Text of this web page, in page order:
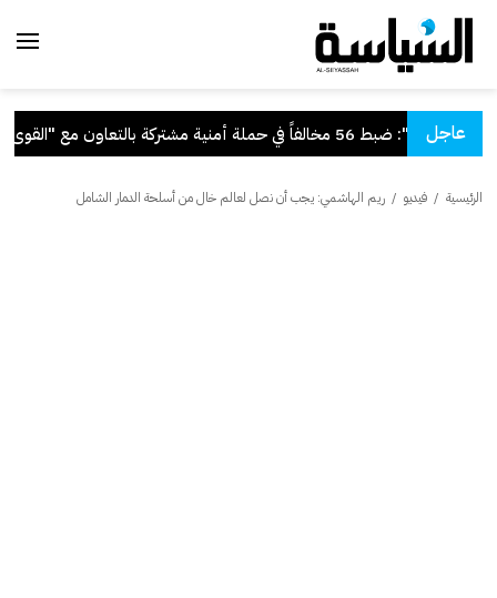
عاجل
"الداخلية": ضبط 56 مخالفاً في حملة أمنية مشتركة بالتعاون مع "القوى العاملة"
الرئيسية / فيديو / ريم الهاشمي: يجب أن نصل لعالم خال من أسلحة الدمار الشامل